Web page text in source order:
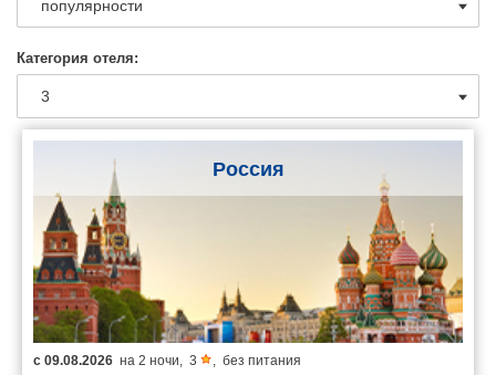
Категория отеля:
Россия
с 09.08.2026 на 2 ночи, 3 , без питания